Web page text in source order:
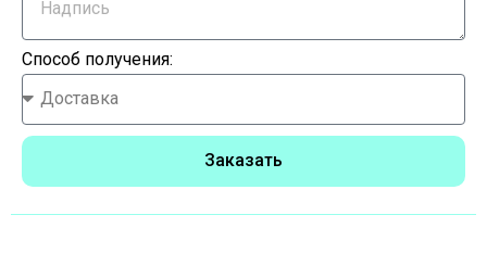
Способ получения:
Заказать